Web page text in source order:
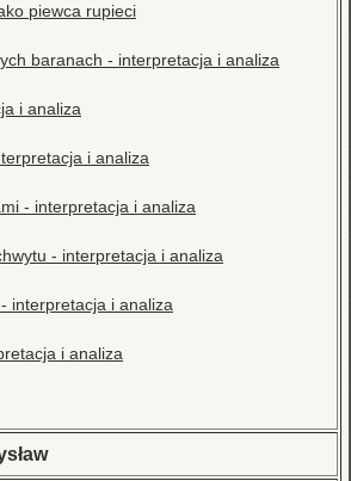
piewca rupieci
baranach - interpretacja i analiza
i analiza
i analiza
- interpretacja i analiza
- interpretacja i analiza
- interpretacja i analiza
i analiza